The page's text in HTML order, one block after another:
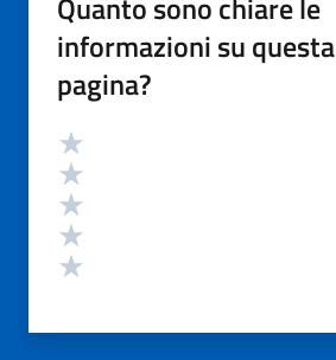
informazioni su questa
pagina?
Valutazione